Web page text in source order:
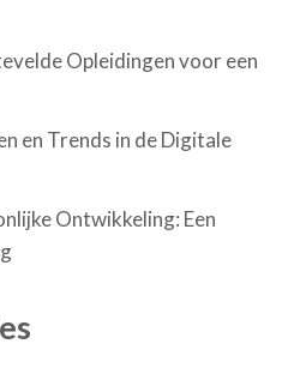
Opleidingen voor een
en Trends in de Digitale
Ontwikkeling: Een